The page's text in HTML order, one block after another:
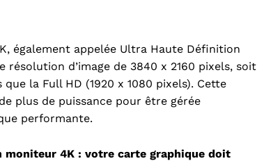
également appelée Ultra Haute Définition
résolution d’image de 3840 x 2160 pixels, soit
la Full HD (1920 x 1080 pixels). Cette
plus de puissance pour être gérée
performante.
moniteur 4K : votre carte graphique doit